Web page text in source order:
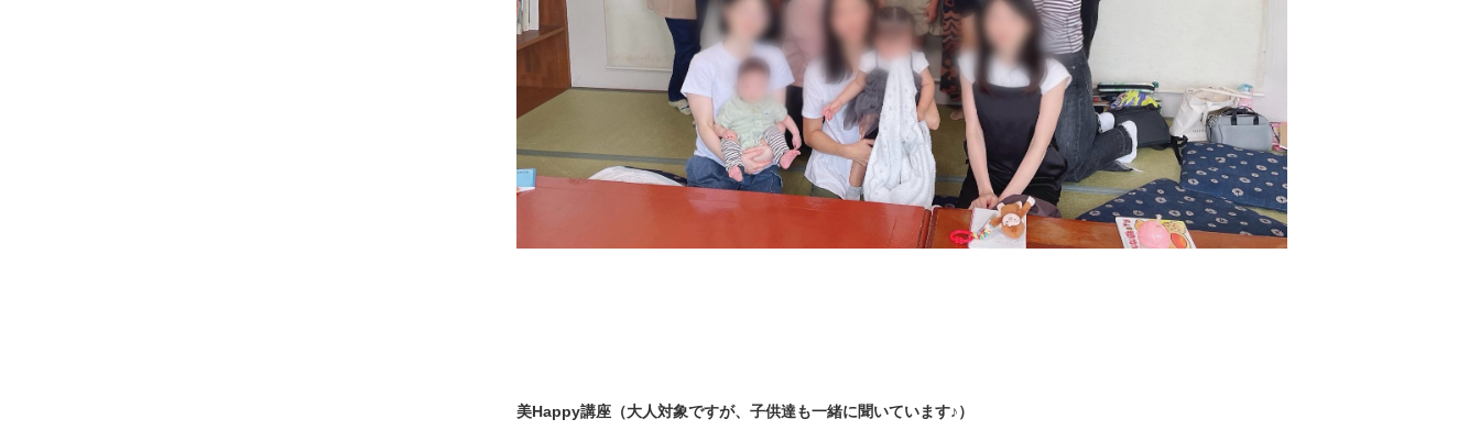
美Happy講座（大人対象ですが、子供達も一緒に聞いています♪）